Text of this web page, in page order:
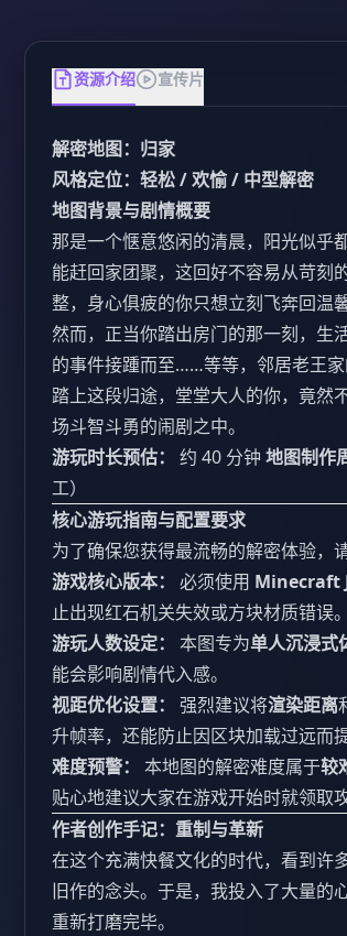
资源介绍 宣传片
解密地图：归家
风格定位：轻松 / 欢愉 / 中型解密
地图背景与剧情概要
那是一个惬意悠闲的清晨，阳光似乎
能赶回家团聚，这回好不容易从苛刻
整，身心俱疲的你只想立刻飞奔回温
然而，正当你踏出房门的那一刻，生
的事件接踵而至……等等，邻居老王
踏上这段归途，堂堂大人的你，竟然
场斗智斗勇的闹剧之中。
游玩时长预估：
约 40 分钟 地图制作
工）
核心游玩指南与配置要求
为了确保您获得最流畅的解密体验，
游戏核心版本：
必须使用 Minecraft
止出现红石机关失效或方块材质错误。
游玩人数设定：
本图专为单人沉浸式
能会影响剧情代入感。
视距优化设置：
强烈建议将渲染距离
升帧率，还能防止因区块加载过远而
难度预警：
本地图的解密难度属于较
贴心地建议大家在游戏开始时就领取
作者创作手记：重制与革新
在这个充满快餐文化的时代，看到许
旧作的念头。于是，我投入了大量的
重新打磨完毕。